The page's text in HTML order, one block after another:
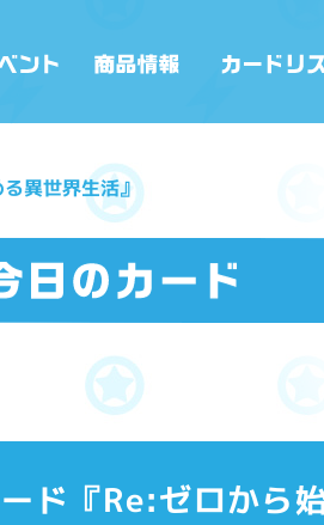
異世界生活』
『Re:ゼロから始